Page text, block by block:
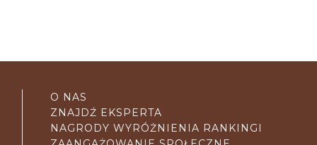
O NAS
ZNAJDŹ EKSPERTA
NAGRODY WYRÓŻNIENIA RANKINGI